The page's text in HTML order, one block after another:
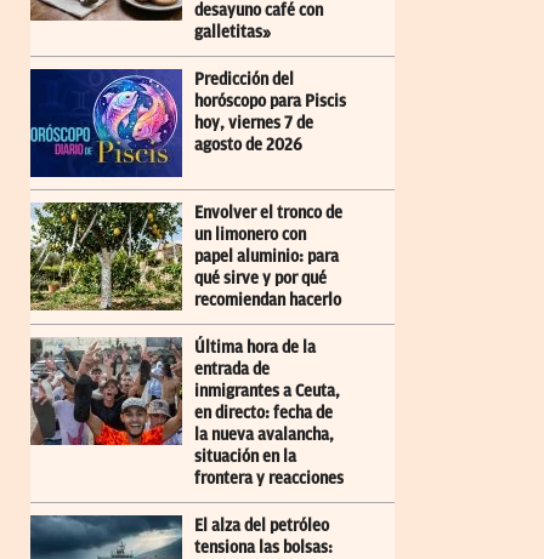
desayuno café con
galletitas»
Predicción del
horóscopo para Piscis
hoy, viernes 7 de
agosto de 2026
Envolver el tronco de
un limonero con
papel aluminio: para
qué sirve y por qué
recomiendan hacerlo
Última hora de la
entrada de
inmigrantes a Ceuta,
en directo: fecha de
la nueva avalancha,
situación en la
frontera y reacciones
El alza del petróleo
tensiona las bolsas: